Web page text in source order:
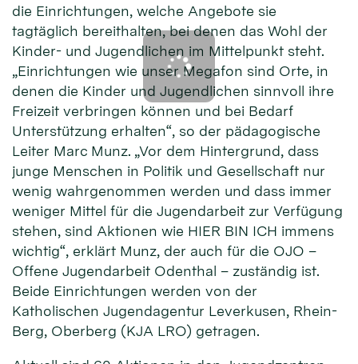
die Einrichtungen, welche Angebote sie
tagtäglich bereithalten, bei denen das Wohl der
Kinder- und Jugendlichen im Mittelpunkt steht.
„Einrichtungen wie unser Megafon sind Orte, in
denen die Kinder und Jugendlichen sinnvoll ihre
Freizeit verbringen können und bei Bedarf
Unterstützung erhalten“, so der pädagogische
Leiter Marc Munz. „Vor dem Hintergrund, dass
junge Menschen in Politik und Gesellschaft nur
wenig wahrgenommen werden und dass immer
weniger Mittel für die Jugendarbeit zur Verfügung
stehen, sind Aktionen wie HIER BIN ICH immens
wichtig“, erklärt Munz, der auch für die OJO –
Offene Jugendarbeit Odenthal – zuständig ist.
Beide Einrichtungen werden von der
Katholischen Jugendagentur Leverkusen, Rhein-
Berg, Oberberg (KJA LRO) getragen.